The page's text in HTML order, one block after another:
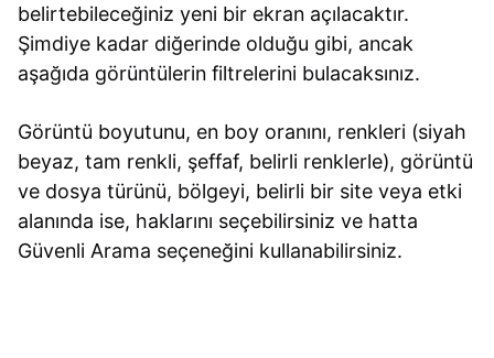
belirtebileceğiniz yeni bir ekran açılacaktır.
Şimdiye kadar diğerinde olduğu gibi, ancak
aşağıda görüntülerin filtrelerini bulacaksınız.
Görüntü boyutunu, en boy oranını, renkleri (siyah
beyaz, tam renkli, şeffaf, belirli renklerle), görüntü
ve dosya türünü, bölgeyi, belirli bir site veya etki
alanında ise, haklarını seçebilirsiniz ve hatta
Güvenli Arama seçeneğini kullanabilirsiniz.